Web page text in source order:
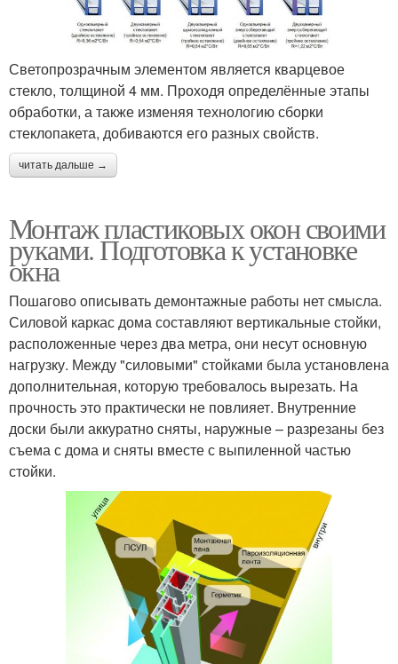
Светопрозрачным элементом является кварцевое
стекло, толщиной 4 мм. Проходя определённые этапы
обработки, а также изменяя технологию сборки
стеклопакета, добиваются его разных свойств.
читать дальше →
Монтаж пластиковых окон своими
руками. Подготовка к установке
окна
Пошагово описывать демонтажные работы нет смысла.
Силовой каркас дома составляют вертикальные стойки,
расположенные через два метра, они несут основную
нагрузку. Между "силовыми" стойками была установлена
дополнительная, которую требовалось вырезать. На
прочность это практически не повлияет. Внутренние
доски были аккуратно сняты, наружные – разрезаны без
съема с дома и сняты вместе с выпиленной частью
стойки.